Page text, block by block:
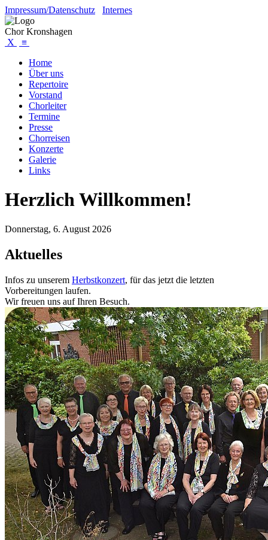
Impressum/Datenschutz Internes
Chor Kronshagen
X
≡
Home
Über uns
Repertoire
Vorstand
Chorleiter
Termine
Presse
Chorreisen
Konzerte
Galerie
Links
Herzlich Willkommen!
Donnerstag, 6. August 2026
Aktuelles
Infos zu unserem Herbstkonzert, für das jetzt die letzten
Vorbereitungen laufen.
Wir freuen uns auf Ihren Besuch.